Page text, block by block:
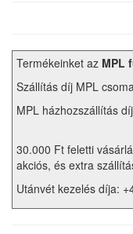
Termékeinket az MPL
Szállítás díj MPL
MPL házhozszállítás
30.000 Ft feletti
akciós, és extra
Utánvét kezelés díja: